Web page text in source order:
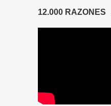
12.000 RAZONES